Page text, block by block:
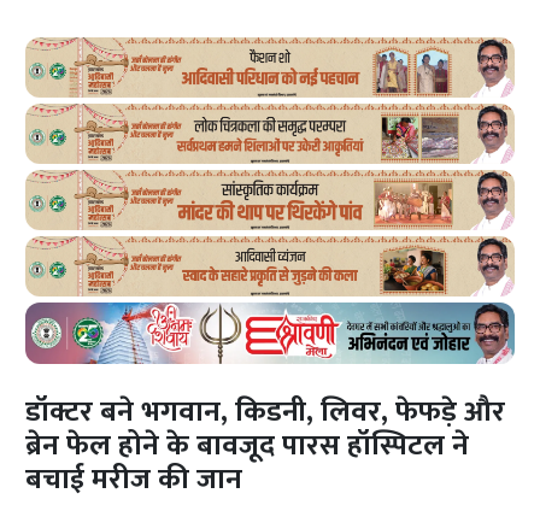
डॉक्टर बने भगवान, किडनी, लिवर, फेफड़े और
ब्रेन फेल होने के बावजूद पारस हॉस्पिटल ने
बचाई मरीज की जान